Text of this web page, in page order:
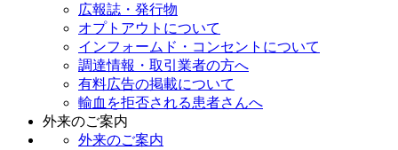
広報誌・発行物
オプトアウトについて
インフォームド・コンセントについて
調達情報・取引業者の方へ
有料広告の掲載について
輸血を拒否される患者さんへ
外来のご案内
外来のご案内